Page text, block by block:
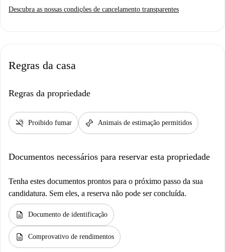
Descubra as nossas condições de cancelamento transparentes
Regras da casa
Regras da propriedade
smoke_free Proibido fumar pet_supplies Animais de estimação permitidos
Documentos necessários para reservar esta propriedade
Tenha estes documentos prontos para o próximo passo da sua
candidatura. Sem eles, a reserva não pode ser concluída.
description Documento de identificação
description Comprovativo de rendimentos